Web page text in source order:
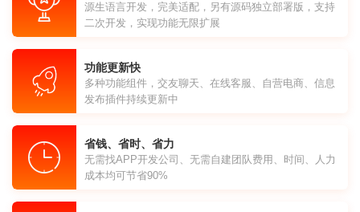
源生语言开发，完美适配，另有源码独立部署版，支持
二次开发，实现功能无限扩展
功能更新快
多种功能组件，交友聊天、在线客服、自营电商、信息
发布插件持续更新中
省钱、省时、省力
无需找APP开发公司、无需自建团队费用、时间、人力
成本均可节省90%